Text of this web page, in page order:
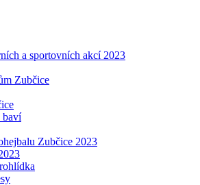
a sportovních akcí 2023
Zubčice
baví
Zubčice 2023